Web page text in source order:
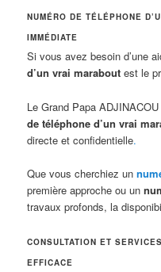
NUMÉRO DE TÉLÉPHONE
IMMÉDIATE
Si vous avez besoin d’une
d’un vrai marabout est le
Le Grand Papa
de téléphone d’un vrai
directe et confidentielle.
Que vous cherchiez un
première approche ou un
travaux profonds, la
CONSULTATION ET
EFFICACE